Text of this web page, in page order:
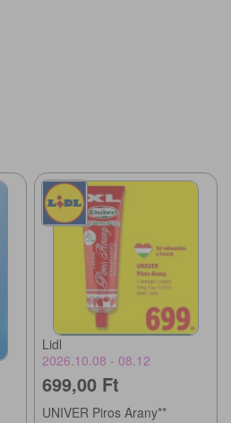
Lidl
2026.10.08 - 08.12
699,00 Ft
UNIVER Piros Arany**